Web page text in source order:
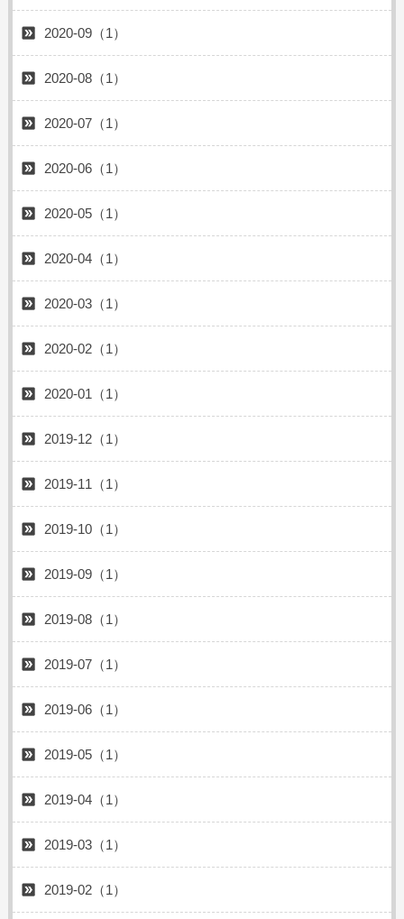
2020-09（1）
2020-08（1）
2020-07（1）
2020-06（1）
2020-05（1）
2020-04（1）
2020-03（1）
2020-02（1）
2020-01（1）
2019-12（1）
2019-11（1）
2019-10（1）
2019-09（1）
2019-08（1）
2019-07（1）
2019-06（1）
2019-05（1）
2019-04（1）
2019-03（1）
2019-02（1）